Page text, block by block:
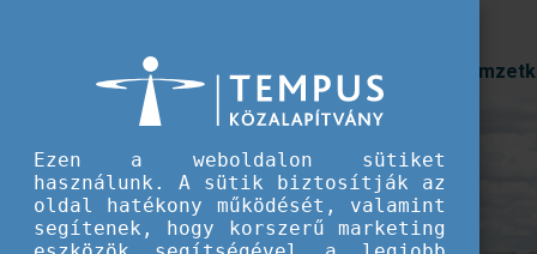
Prioritások
Szakmai
gondolkodás az
Ezen a weboldalon sütiket
használunk. A sütik biztosítják az
oldal hatékony működését, valamint
segítenek, hogy korszerű marketing